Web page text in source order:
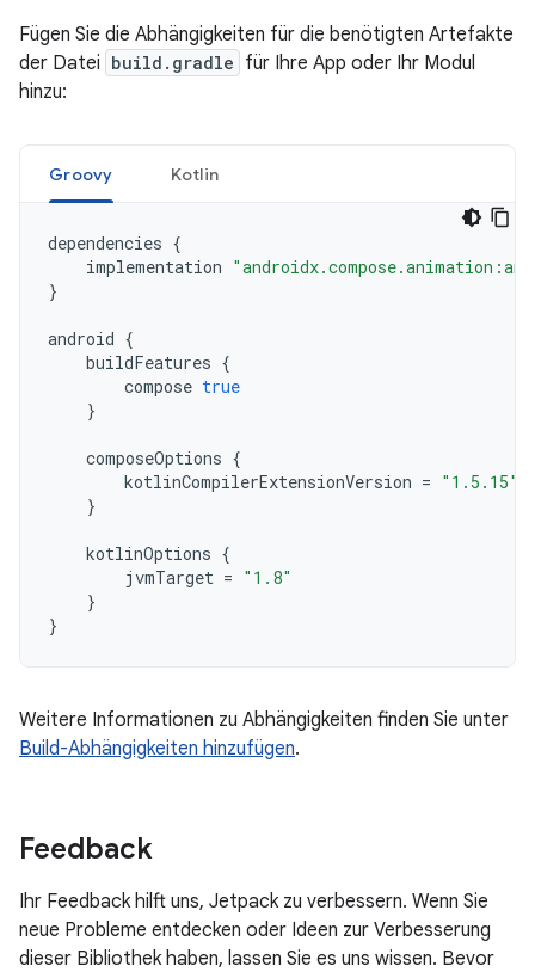
Fügen Sie die Abhängigkeiten für die benötigten Artefakte
der Datei build.gradle für Ihre App oder Ihr Modul
hinzu:
Groovy Kotlin
dependencies {
implementation
}
android {
buildFeatures {
compose true
}
composeOptions {
kotlinCompilerExtensionVersion = "1.5.15"
}
kotlinOptions {
jvmTarget = "1.8"
}
}
Weitere Informationen zu Abhängigkeiten finden Sie unter
Build-Abhängigkeiten hinzufügen.
Feedback
Ihr Feedback hilft uns, Jetpack zu verbessern. Wenn Sie
neue Probleme entdecken oder Ideen zur Verbesserung
dieser Bibliothek haben, lassen Sie es uns wissen. Bevor